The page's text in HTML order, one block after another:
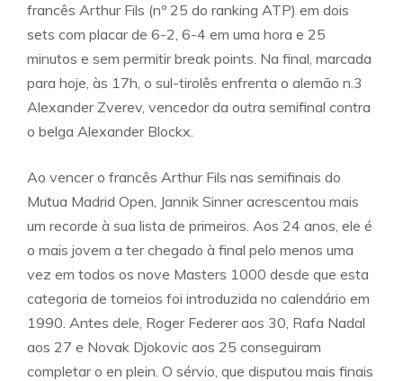
francês Arthur Fils (nº 25 do ranking ATP) em dois
sets com placar de 6-2, 6-4 em uma hora e 25
minutos e sem permitir break points. Na final, marcada
para hoje, às 17h, o sul-tirolês enfrenta o alemão n.3
Alexander Zverev, vencedor da outra semifinal contra
o belga Alexander Blockx.
Ao vencer o francês Arthur Fils nas semifinais do
Mutua Madrid Open, Jannik Sinner acrescentou mais
um recorde à sua lista de primeiros. Aos 24 anos, ele é
o mais jovem a ter chegado à final pelo menos uma
vez em todos os nove Masters 1000 desde que esta
categoria de torneios foi introduzida no calendário em
1990. Antes dele, Roger Federer aos 30, Rafa Nadal
aos 27 e Novak Djokovic aos 25 conseguiram
completar o en plein. O sérvio, que disputou mais finais